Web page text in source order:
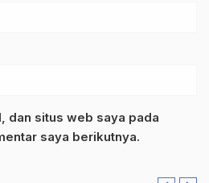
dan situs web saya pada
saya berikutnya.